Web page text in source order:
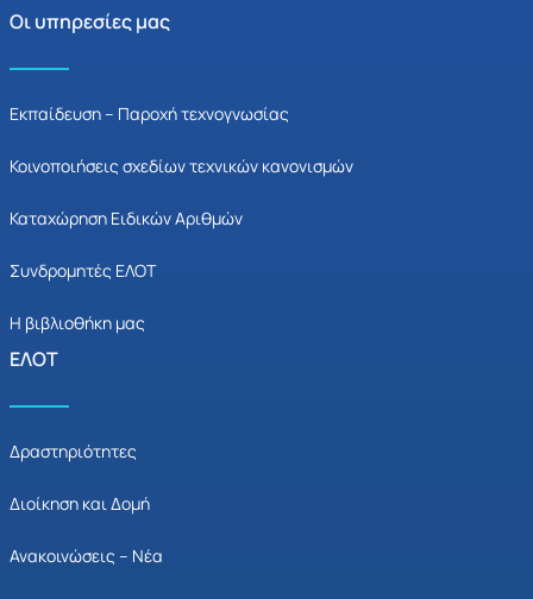
Οι υπηρεσίες μας
Εκπαίδευση – Παροχή τεχνογνωσίας
Κοινοποιήσεις σχεδίων τεχνικών κανονισμών
Καταχώρηση Ειδικών Αριθμών
Συνδρομητές ΕΛΟΤ
Η βιβλιοθήκη μας
ΕΛΟΤ
Δραστηριότητες
Διοίκηση και Δομή
Ανακοινώσεις – Νέα